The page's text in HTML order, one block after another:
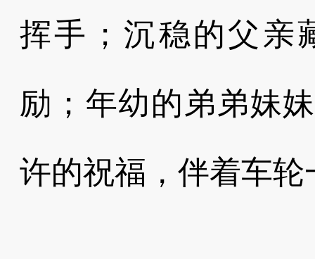
挥手；沉稳的父亲
励；年幼的弟弟妹
许的祝福，伴着车